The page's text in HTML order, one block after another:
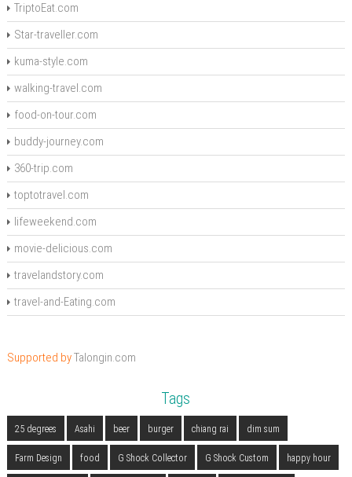
TriptoEat.com
Star-traveller.com
kuma-style.com
walking-travel.com
food-on-tour.com
buddy-journey.com
360-trip.com
toptotravel.com
lifeweekend.com
movie-delicious.com
travelandstory.com
travel-and-Eating.com
Supported byTalongin.com
Tags
25 degrees Asahi beer burger chiang rai dim sum
Farm Design food G Shock Collector G Shock Custom happy hour